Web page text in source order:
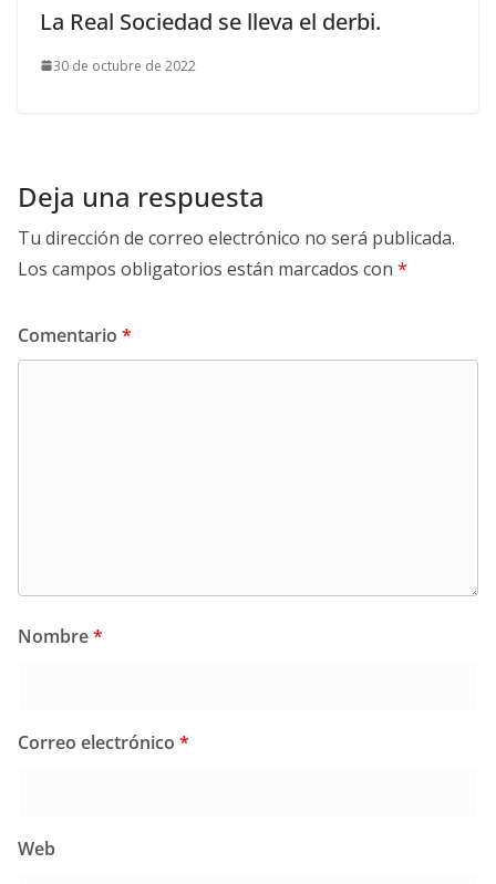
La Real Sociedad se lleva el derbi.
30 de octubre de 2022
Deja una respuesta
Tu dirección de correo electrónico no será publicada.
Los campos obligatorios están marcados con *
Comentario *
Nombre*
Correo electrónico *
Web